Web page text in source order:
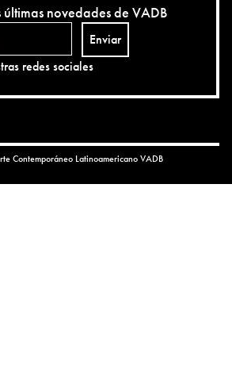
últimas novedades de VADB
Enviar
redes sociales
Contemporáneo LatinoamericanoVADB